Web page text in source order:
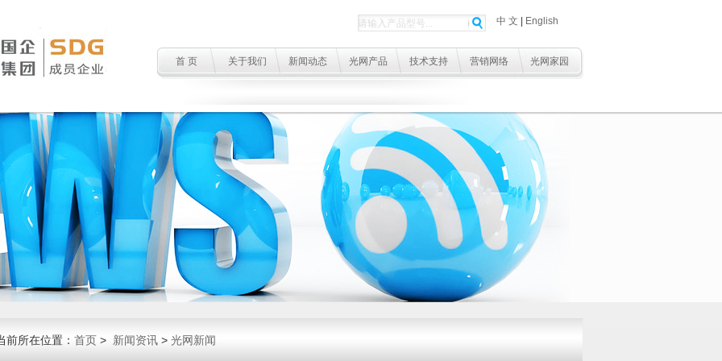
中 文 English
首 页 关于我们 新闻动态 光网产品 技术支持 营销网络 光网家园
前所在位置： 首页 > 新闻资讯 > 光网新闻